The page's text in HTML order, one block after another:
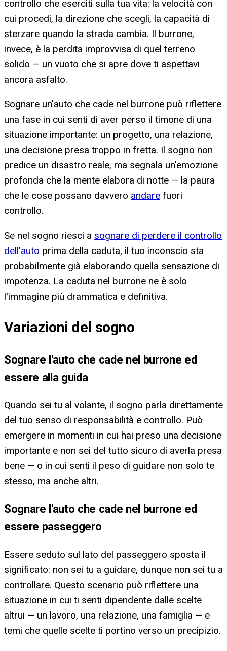
controllo che eserciti sulla tua vita: la velocità con
cui procedi, la direzione che scegli, la capacità di
sterzare quando la strada cambia. Il burrone,
invece, è la perdita improvvisa di quel terreno
solido — un vuoto che si apre dove ti aspettavi
ancora asfalto.
Sognare un'auto che cade nel burrone può riflettere
una fase in cui senti di aver perso il timone di una
situazione importante: un progetto, una relazione,
una decisione presa troppo in fretta. Il sogno non
predice un disastro reale, ma segnala un'emozione
profonda che la mente elabora di notte — la paura
che le cose possano davvero andare fuori
controllo.
Se nel sogno riesci a sognare di perdere il controllo
dell'auto prima della caduta, il tuo inconscio sta
probabilmente già elaborando quella sensazione di
impotenza. La caduta nel burrone ne è solo
l'immagine più drammatica e definitiva.
Variazioni del sogno
Sognare l'auto che cade nel burrone ed
essere alla guida
Quando sei tu al volante, il sogno parla direttamente
del tuo senso di responsabilità e controllo. Può
emergere in momenti in cui hai preso una decisione
importante e non sei del tutto sicuro di averla presa
bene — o in cui senti il peso di guidare non solo te
stesso, ma anche altri.
Sognare l'auto che cade nel burrone ed
essere passeggero
Essere seduto sul lato del passeggero sposta il
significato: non sei tu a guidare, dunque non sei tu a
controllare. Questo scenario può riflettere una
situazione in cui ti senti dipendente dalle scelte
altrui — un lavoro, una relazione, una famiglia — e
temi che quelle scelte ti portino verso un precipizio.